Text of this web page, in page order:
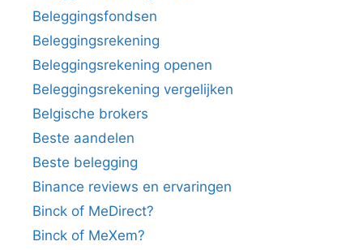
Beleggingsfondsen
Beleggingsrekening
Beleggingsrekening openen
Beleggingsrekening vergelijken
Belgische brokers
Beste aandelen
Beste belegging
Binance reviews en ervaringen
Binck of MeDirect?
Binck of MeXem?